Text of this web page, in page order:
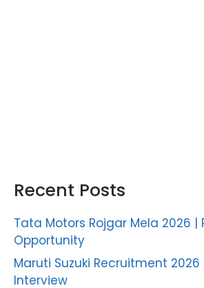
Recent Posts
Tata Motors Rojgar Mela 2026
Opportunity
Maruti Suzuki Recruitment 2026
Interview